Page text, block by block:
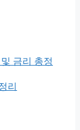
금리 총정
리